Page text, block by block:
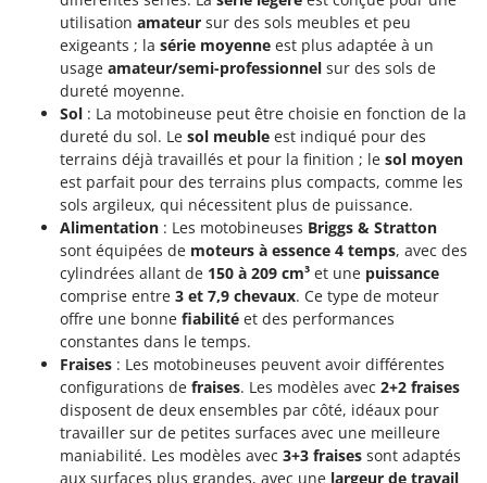
ZGrills
Zodiac
Zomax
utilisation amateur sur des sols meubles et peu
exigeants ; la série moyenne est plus adaptée à un
usage amateur/semi-professionnel sur des sols de
dureté moyenne.
Sol : La motobineuse peut être choisie en fonction de la
dureté du sol. Le sol meuble est indiqué pour des
terrains déjà travaillés et pour la finition ; le sol moyen
est parfait pour des terrains plus compacts, comme les
sols argileux, qui nécessitent plus de puissance.
Alimentation : Les motobineuses Briggs & Stratton
sont équipées de moteurs à essence 4 temps, avec des
cylindrées allant de 150 à 209 cm³ et une puissance
comprise entre 3 et 7,9 chevaux. Ce type de moteur
offre une bonne fiabilité et des performances
constantes dans le temps.
Fraises : Les motobineuses peuvent avoir différentes
configurations de fraises. Les modèles avec 2+2 fraises
disposent de deux ensembles par côté, idéaux pour
travailler sur de petites surfaces avec une meilleure
maniabilité. Les modèles avec 3+3 fraises sont adaptés
aux surfaces plus grandes, avec une largeur de travail